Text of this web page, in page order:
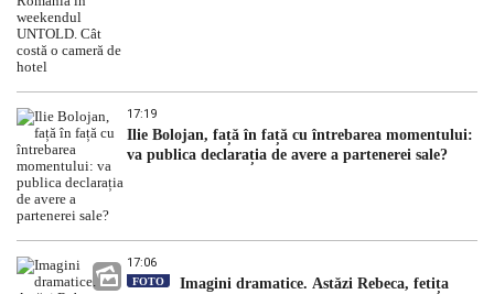
17:19
Ilie Bolojan, față în față cu întrebarea momentului:
va publica declarația de avere a partenerei sale?
17:06
FOTO
Imagini dramatice. Astăzi Rebeca, fetița